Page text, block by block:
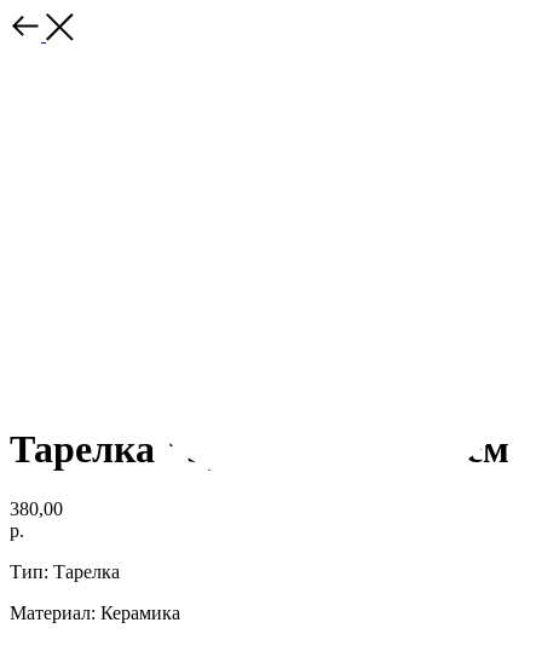
Тарелка "Spring" 18*14,5 см
380,00
р.
Тип: Тарелка
Материал: Керамика